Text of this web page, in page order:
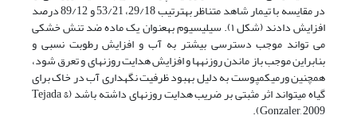
در مقایسه با تیمار شاهد متناظر به­ترتیب 29/18، 53/21 و 89/12 درصد
افزایش دادند (شکل ۱). سیلیسیوم به­عنوان یک ماده ضد تنش خشکی
می تواند موجب دسترسی بیشتر به آب و افزایش رطوبت نسبی و
بنابراین موجب باز ماندن روزنه­ها و افزایش هدایت روزنه­ای و تعرق شود،
همچنین ورمی­کمپوست به دلیل بهبود ظرفیت نگهداری آب در خاک برای
گیاه می­تواند اثر مثبتی بر ضریب هدایت روزنه­ای داشته باشد (Tejada &
Gonzaler, 2009).